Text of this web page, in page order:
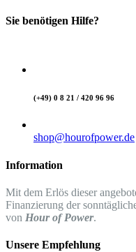
Sie benötigen Hilfe?
(+49) 0 8 21 / 420 96 96
shop@hourofpower.de
Information
Mit dem Erlös dieser
Finanzierung der
von Hour of Power.
Unsere Empfehlung